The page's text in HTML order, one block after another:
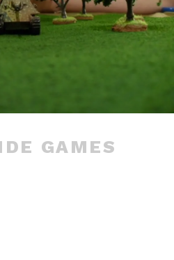
GAMES